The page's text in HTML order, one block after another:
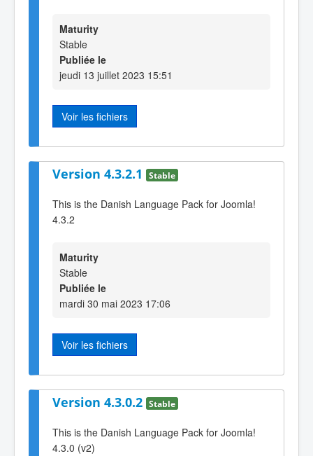
Maturity
Stable
Publiée le
jeudi 13 juillet 2023 15:51
Voir les fichiers
Version 4.3.2.1 Stable
This is the Danish Language Pack for Joomla!
4.3.2
Maturity
Stable
Publiée le
mardi 30 mai 2023 17:06
Voir les fichiers
Version 4.3.0.2 Stable
This is the Danish Language Pack for Joomla!
4.3.0 (v2)